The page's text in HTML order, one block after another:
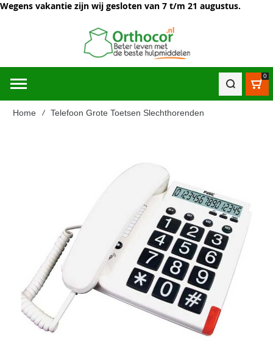
Wegens vakantie zijn wij gesloten van 7 t/m 21 augustus.
0
Home Telefoon Grote Toetsen Slechthorenden